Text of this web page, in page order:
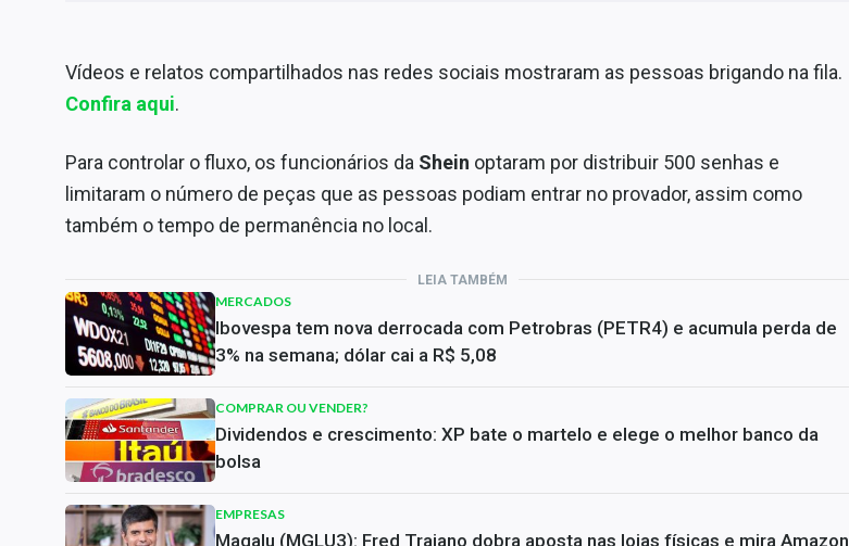
Vídeos e relatos compartilhados nas redes sociais mostraram as pessoas brigando na fila.
Confira aqui.
Para controlar o fluxo, os funcionários da Shein optaram por distribuir 500 senhas e
limitaram o número de peças que as pessoas podiam entrar no provador, assim como
também o tempo de permanência no local.
LEIA TAMBÉM
MERCADOS
Ibovespa tem nova derrocada com Petrobras (PETR4) e acumula perda de
3% na semana; dólar cai a R$ 5,08
COMPRAR OU VENDER?
Dividendos e crescimento: XP bate o martelo e elege o melhor banco da
bolsa
EMPRESAS
Magalu (MGLU3): Fred Trajano dobra aposta nas lojas físicas e mira Amazon